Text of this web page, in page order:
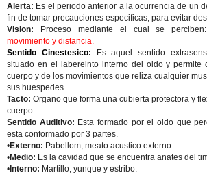
Alerta: Es el periodo anterior a la ocurrencia de un
fin de tomar precauciones especificas, para evitar
Vision:
Proceso mediante el cual se
movimiento y distancia.
Sentido Cinestesico:
Es aquel sentido
situado en el labereinto interno del oido y permite
cuerpo y de los movimientos que reliza cualquier
sus huespedes.
Tacto: Organo que forma una cubierta protectora y
cuerpo.
Sentido Auditivo: Esta formado por el oido que
esta conformado por 3 partes.
•Externo: Pabellom, meato acustico externo.
•Medio: Es la cavidad que se encuentra anates del
• Interno: Martillo, yunque y estribo.